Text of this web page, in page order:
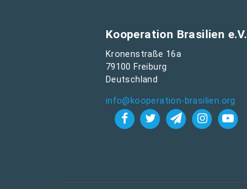
Kooperation Brasilien e.V.
Kronenstraße 16a
79100 Freiburg
Deutschland
info@kooperation-brasilien.org